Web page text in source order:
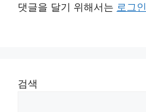
댓글을 달기 위해서는 로그인
검색